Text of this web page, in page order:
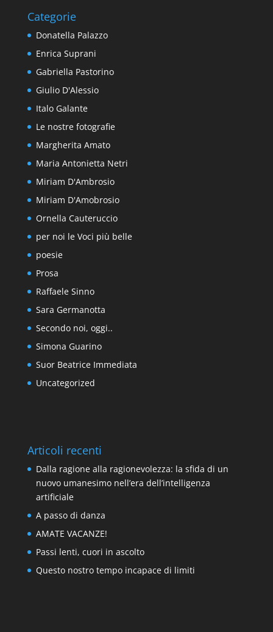
Categorie
Donatella Palazzo
Enrica Suprani
Gabriella Pastorino
Giulio D'Alessio
Italo Galante
Le nostre fotografie
Margherita Amato
Maria Antonietta Netri
Miriam D'Ambrosio
Miriam D'Amobrosio
Ornella Cauteruccio
per noi le Voci più belle
poesie
Prosa
Raffaele Sinno
Sara Germanotta
Secondo noi, oggi..
Simona Guarino
Suor Beatrice Immediata
Uncategorized
Articoli recenti
Dalla ragione alla ragionevolezza: la sfida di un
nuovo umanesimo nell’era dell’intelligenza
artificiale
A passo di danza
AMATE VACANZE!
Passi lenti, cuori in ascolto
Questo nostro tempo incapace di limiti